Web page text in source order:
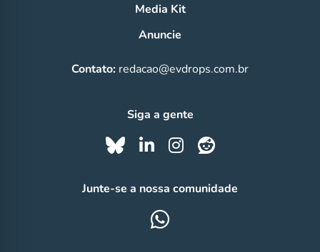
Media Kit
Anuncie
Contato: redacao@evdrops.com.br
Siga a gente
Junte-se a nossa comunidade